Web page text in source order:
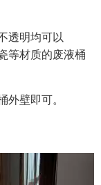
透明均可以
等材质的废液桶
壁即可。